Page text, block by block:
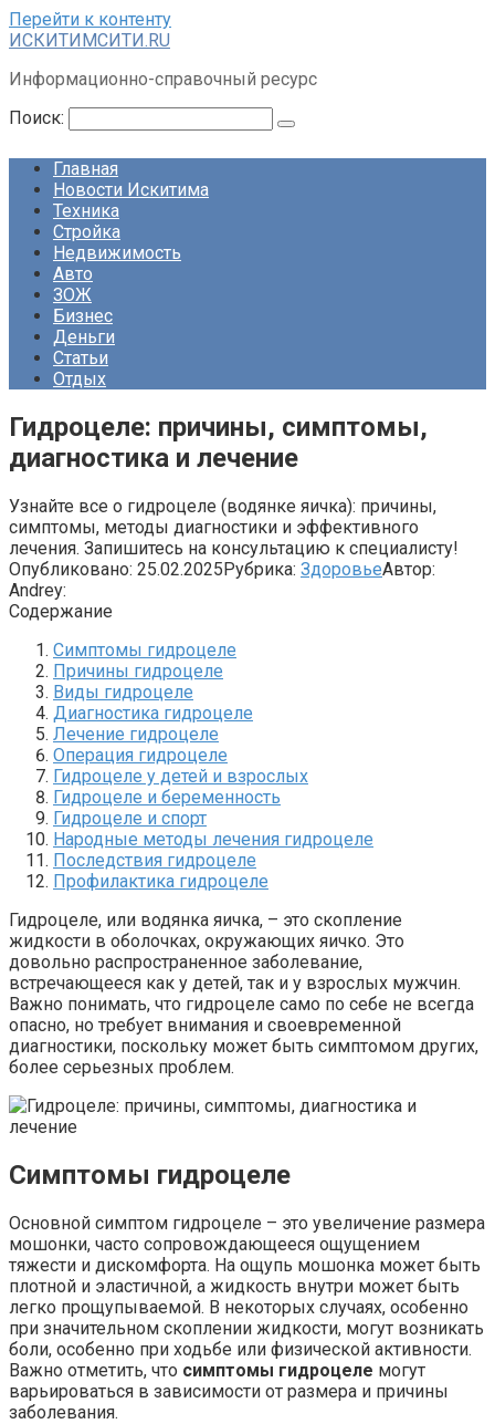
Перейти к контенту
ИСКИТИМСИТИ.RU
Информационно-справочный ресурс
Поиск:
Главная
Новости Искитима
Техника
Стройка
Недвижимость
Авто
ЗОЖ
Бизнес
Деньги
Статьи
Отдых
Гидроцеле: причины, симптомы,
диагностика и лечение
Узнайте все о гидроцеле (водянке яичка): причины,
симптомы, методы диагностики и эффективного
лечения. Запишитесь на консультацию к специалисту!
Опубликовано: 25.02.2025Рубрика: ЗдоровьеАвтор:
Andrey:
Содержание
Симптомы гидроцеле
Причины гидроцеле
Виды гидроцеле
Диагностика гидроцеле
Лечение гидроцеле
Операция гидроцеле
Гидроцеле у детей и взрослых
Гидроцеле и беременность
Гидроцеле и спорт
Народные методы лечения гидроцеле
Последствия гидроцеле
Профилактика гидроцеле
Гидроцеле, или водянка яичка, – это скопление
жидкости в оболочках, окружающих яичко. Это
довольно распространенное заболевание,
встречающееся как у детей, так и у взрослых мужчин.
Важно понимать, что гидроцеле само по себе не всегда
опасно, но требует внимания и своевременной
диагностики, поскольку может быть симптомом других,
более серьезных проблем.
Симптомы гидроцеле
Основной симптом гидроцеле – это увеличение размера
мошонки, часто сопровождающееся ощущением
тяжести и дискомфорта. На ощупь мошонка может быть
плотной и эластичной, а жидкость внутри может быть
легко прощупываемой. В некоторых случаях, особенно
при значительном скоплении жидкости, могут возникать
боли, особенно при ходьбе или физической активности.
Важно отметить, что симптомы гидроцеле могут
варьироваться в зависимости от размера и причины
заболевания.